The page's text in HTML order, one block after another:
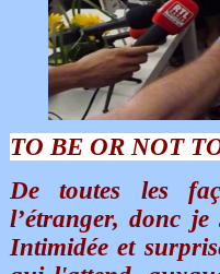
TO BE OR NOT
De toutes les
l’étranger, donc
Intimidée et